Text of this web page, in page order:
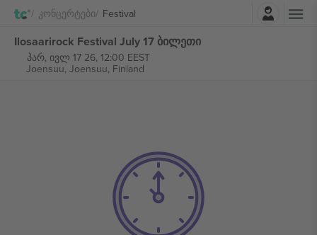
Კონცერტები Festival
Ilosaarirock Festival July 17 ბილეთი
პარ, ივლ 17 26, 12:00 EEST
Joensuu, Joensuu, Finland